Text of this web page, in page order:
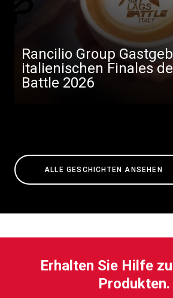
Rancilio Group
italienischen Finales
Battle 2026
ALLE GESCHICHTEN ANSEHEN
Erhalten Sie Hilfe
Produkten.